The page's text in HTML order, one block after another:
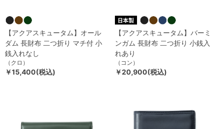
【アクアスキュータム】オール
ダム 長財布 二つ折り マチ付 小
銭入れなし
（クロ）
￥15,400(税込)
【アクアスキュータム】バーミ
ンガム 長財布 二つ折り 小銭入
れあり
（コン）
￥20,900(税込)